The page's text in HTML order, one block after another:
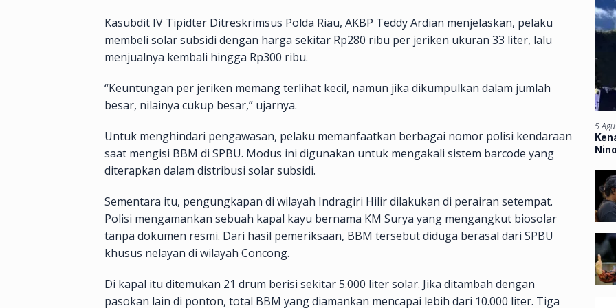
Kasubdit IV Tipidter Ditreskrimsus Polda Riau, AKBP Teddy Ardian menjelaskan, pelaku
membeli solar subsidi dengan harga sekitar Rp280 ribu per jeriken ukuran 33 liter, lalu
menjualnya kembali hingga Rp300 ribu.
“Keuntungan per jeriken memang terlihat kecil, namun jika dikumpulkan dalam jumlah
besar, nilainya cukup besar,” ujarnya.
Untuk menghindari pengawasan, pelaku memanfaatkan berbagai nomor polisi kendaraan
saat mengisi BBM di SPBU. Modus ini digunakan untuk mengakali sistem barcode yang
diterapkan dalam distribusi solar subsidi.
Sementara itu, pengungkapan di wilayah Indragiri Hilir dilakukan di perairan setempat.
Polisi mengamankan sebuah kapal kayu bernama KM Surya yang mengangkut biosolar
tanpa dokumen resmi. Dari hasil pemeriksaan, BBM tersebut diduga berasal dari SPBU
khusus nelayan di wilayah Concong.
Di kapal itu ditemukan 21 drum berisi sekitar 5.000 liter solar. Jika ditambah dengan
pasokan lain di ponton, total BBM yang diamankan mencapai lebih dari 10.000 liter. Tiga
5